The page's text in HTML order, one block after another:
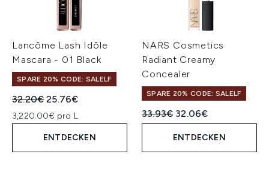
Lancôme Lash Idôle
Mascara - 01 Black
SPARE 20% CODE: SALELF
Unverbindliche Preisempfehlung:
32.20€Aktueller Preis:
25.76€
3,220.00€ pro L
ENTDECKEN
NARS Cosmetics
Radiant Creamy
Concealer
SPARE 20% CODE: SALELF
Unverbindliche
33.93€ Aktueller Preis:
32.06€
ENTDECKEN